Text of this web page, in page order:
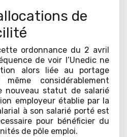
de
ordonnance du 2 avril
de voir l’Unedic ne
alors liée au portage
considérablement
nouveau statut de salarié
employeur établie par la
à son salarié porté est
pour bénéficier du
de pôle emploi.